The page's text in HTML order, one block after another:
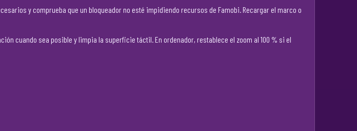
y comprueba que un bloqueador no esté impidiendo recursos de Famobi. Recargar el marco o
cuando sea posible y limpia la superficie táctil. En ordenador, restablece el zoom al 100 % si el